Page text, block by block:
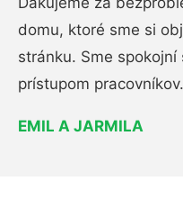
domu, ktoré sme si
stránku. Sme
prístupom
EMIL A JARMILA